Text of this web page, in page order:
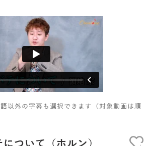
ついて（ホルン）
以外の字幕も選択できます（対象動画は順